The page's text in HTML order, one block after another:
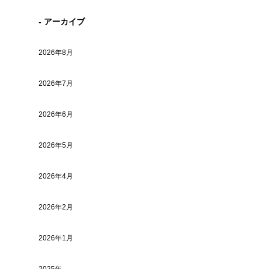
- アーカイブ
2026年8月
2026年7月
2026年6月
2026年5月
2026年4月
2026年2月
2026年1月